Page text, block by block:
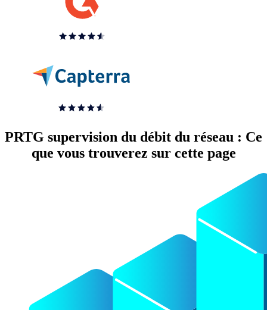
PRTG supervision du débit du réseau : Ce
que vous trouverez sur cette page